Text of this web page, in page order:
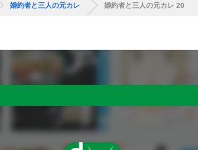
婚約者と三人の元カレ 婚約者と三人の元カレ 20